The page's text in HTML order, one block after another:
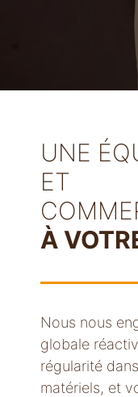
UNE
ET
À
Nous nous
globale
régularité
matériels, et